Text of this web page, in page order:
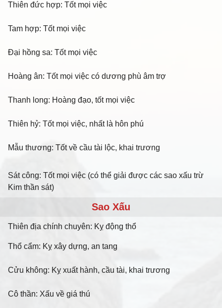
Thiên đức hợp: Tốt mọi việc
Tam hợp: Tốt mọi việc
Đại hồng sa: Tốt mọi việc
Hoàng ân: Tốt mọi việc có dương phù âm trợ
Thanh long: Hoàng đạo, tốt mọi việc
Thiên hỷ: Tốt mọi việc, nhất là hôn phú
Mẫu thương: Tốt về cầu tài lộc, khai trương
Sát công: Tốt mọi việc (có thể giải được các sao xấu trừ
Kim thần sát)
Sao Xấu
Thiên địa chính chuyên: Kỵ động thổ
Thổ cẩm: Kỵ xây dựng, an tang
Cửu không: Kỵ xuất hành, cầu tài, khai trương
Cô thần: Xấu về giá thú